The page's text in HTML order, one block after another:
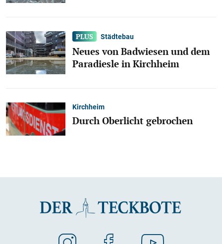
Städtebau
Neues von Badwiesen und dem
Paradiesle in Kirchheim
Kirchheim
Durch Oberlicht gebrochen